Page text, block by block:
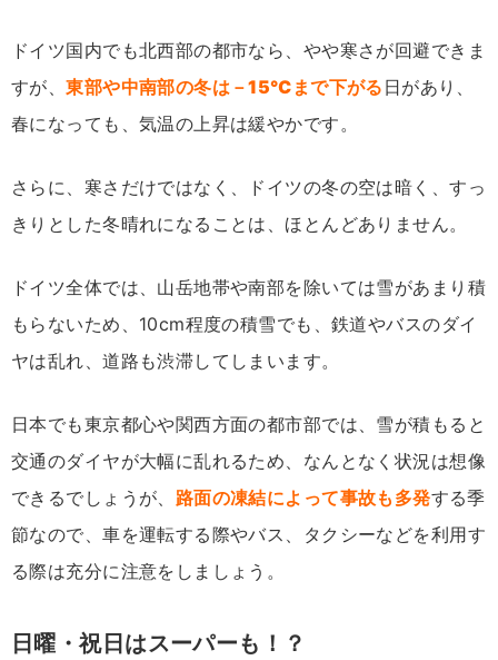
ドイツ国内でも北西部の都市なら、やや寒さが回避できま
すが、東部や中南部の冬は－15℃まで下がる 日があり、
春になっても、気温の上昇は緩やかです。
さらに、寒さだけではなく、ドイツの冬の空は暗く、すっ
きりとした冬晴れになることは、ほとんどありません。
ドイツ全体では、山岳地帯や南部を除いては雪があまり積
もらないため、10cm程度の積雪でも、鉄道やバスのダイ
ヤは乱れ、道路も渋滞してしまいます。
日本でも東京都心や関西方面の都市部では、雪が積もると
交通のダイヤが大幅に乱れるため、なんとなく状況は想像
できるでしょうが、 路面の凍結によって事故も多発する季
節なので、車を運転する際やバス、タクシーなどを利用す
る際は充分に注意をしましょう。
日曜・祝日はスーパーも！？